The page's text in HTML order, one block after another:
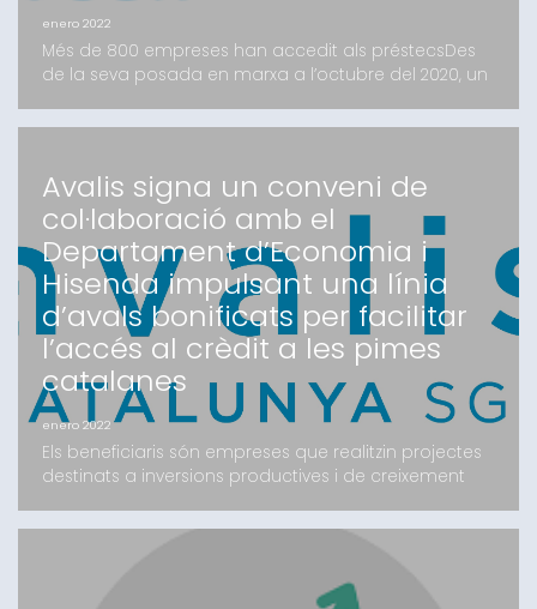
enero 2022
Més de 800 empreses han accedit als préstecsDes
de la seva posada en marxa a l’octubre del 2020, un
autònomes han accedit a aquesta línia de
derivades de la Covid-19Aquesta línia de
finançament ha permès destinar prop de 10,5
milions d’euros per donar su
Avalis signa un conveni de
col·laboració amb el
Departament d’Economia i
Hisenda impulsant una línia
d’avals bonificats per facilitar
l’accés al crèdit a les pimes
catalanes
enero 2022
Els beneficiaris són empreses que realitzin projectes
destinats a inversions productives i de creixement
anual d’Avalis pels 5 primers anys i també del 50 %
d’Economia i Hisenda han signat un conveni de col